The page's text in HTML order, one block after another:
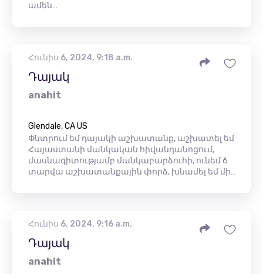
ամեն…
Հունիս 6, 2024, 9:18 a.m.
Դայակ
anahit
Glendale, CA US
Փնտրում եմ դայակի աշխատանք, աշխատել եմ
Հայաստանի մանկական հիվանդանոցում,
մասնագիտությամբ մանկաբարձուհի, ունեմ 6
տարվա աշխատանքային փորձ, խնամել եմ մի…
Հունիս 6, 2024, 9:16 a.m.
Դայակ
anahit